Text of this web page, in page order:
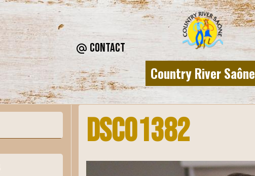
CONTACT
Country River Saône
DSC01382